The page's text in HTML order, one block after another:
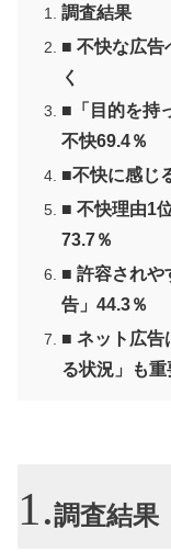
調査結果
■ 不快な広告
く
■「目的を持
不快69.4％
■不快に感じ
■ 不快理由1
73.7％
■ 許容されや
告」44.3％
■ ネット広告
る状況」も重
調査結果